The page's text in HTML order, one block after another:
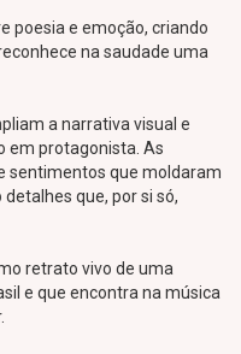
poesia e emoção, criando
na saudade uma
a narrativa visual e
em protagonista. As
sentimentos que moldaram
que, por si só,
retrato vivo de uma
e que encontra na música